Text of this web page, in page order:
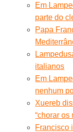
Em
parte do
Papa
italianos
Em
nenhum
Xuereb
“chorar os
Francisco